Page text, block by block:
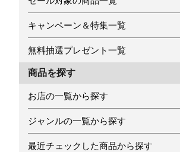
キャンペーン＆特集一覧
無料抽選プレゼント一覧
商品を探す
お店の一覧から探す
ジャンルの一覧から探す
最近チェックした商品から探す